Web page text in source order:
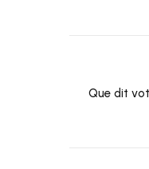
Que dit